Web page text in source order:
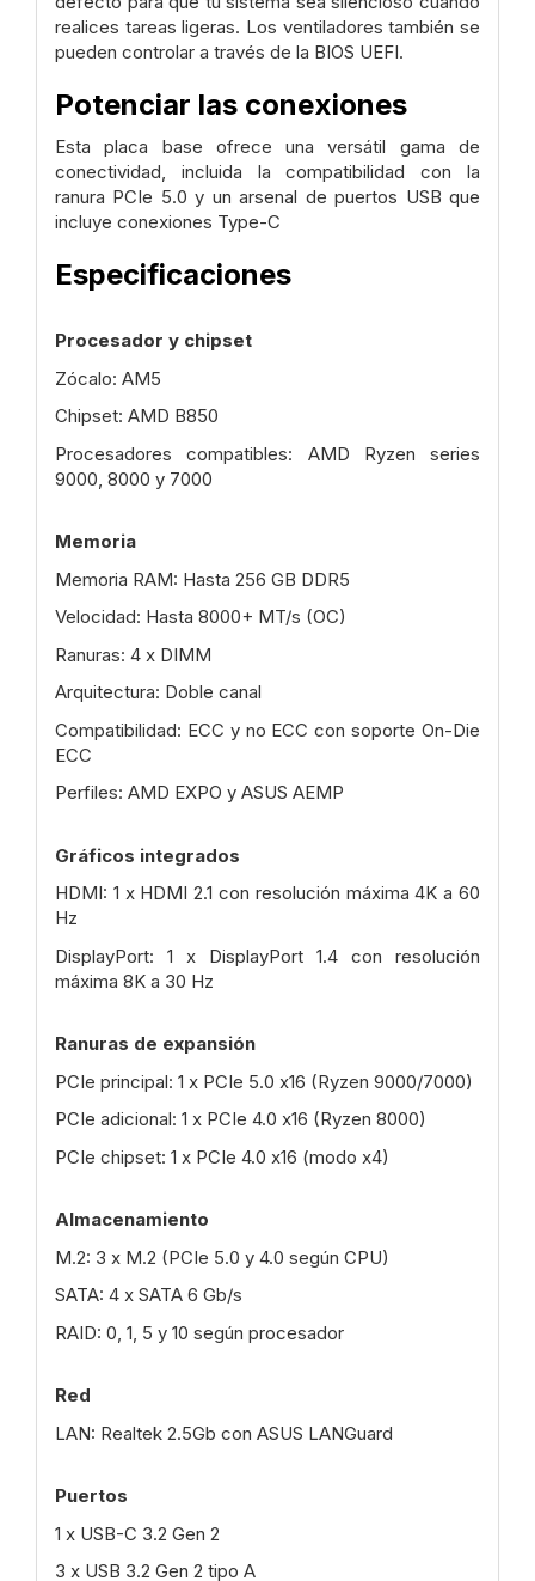
realices tareas ligeras. Los ventiladores también se
pueden controlar a través de la BIOS UEFI.
Potenciar las conexiones
Esta placa base ofrece una versátil gama de
conectividad, incluida la compatibilidad con la
ranura PCIe 5.0 y un arsenal de puertos USB que
incluye conexiones Type-C
Especificaciones
Procesador y chipset
Zócalo: AM5
Chipset: AMD B850
Procesadores compatibles: AMD Ryzen series
9000, 8000 y 7000
Memoria
Memoria RAM: Hasta 256 GB DDR5
Velocidad: Hasta 8000+ MT/s (OC)
Ranuras: 4 x DIMM
Arquitectura: Doble canal
Compatibilidad: ECC y no ECC con soporte On-Die
ECC
Perfiles: AMD EXPO y ASUS AEMP
Gráficos integrados
HDMI: 1 x HDMI 2.1 con resolución máxima 4K a 60
Hz
DisplayPort: 1 x DisplayPort 1.4 con resolución
máxima 8K a 30 Hz
Ranuras de expansión
PCIe principal: 1 x PCIe 5.0 x16 (Ryzen 9000/7000)
PCIe adicional: 1 x PCIe 4.0 x16 (Ryzen 8000)
PCIe chipset: 1 x PCIe 4.0 x16 (modo x4)
Almacenamiento
M.2: 3 x M.2 (PCIe 5.0 y 4.0 según CPU)
SATA: 4 x SATA 6 Gb/s
RAID: 0, 1, 5 y 10 según procesador
Red
LAN: Realtek 2.5Gb con ASUS LANGuard
Puertos
1 x USB-C 3.2 Gen 2
3 x USB 3.2 Gen 2 tipo A